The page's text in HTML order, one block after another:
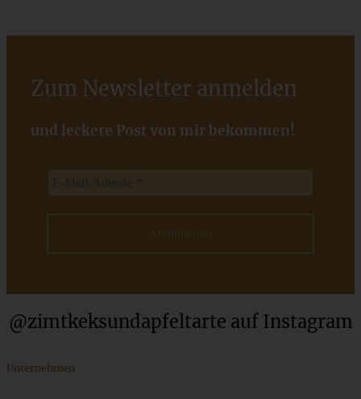
Meine 12 besten Geschenke aus der Küche – einfach und
gelingsicher
ZUM BEITRAG
Zum Newsletter anmelden
und leckere Post von mir bekommen!
@zimtkeksundapfeltarte auf Instagram
Unternehmen